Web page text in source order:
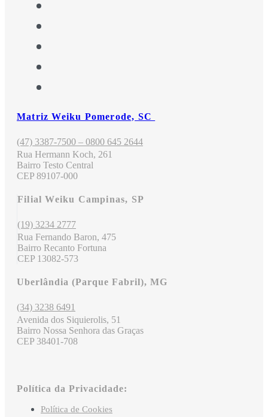
Matriz Weiku Pomerode, SC
(47) 3387-7500 – 0800 645 2644
Rua Hermann Koch, 261
Bairro Testo Central
CEP 89107-000
Filial Weiku Campinas, SP
(19) 3234 2777
Rua Fernando Baron, 475
Bairro Recanto Fortuna
CEP 13082-573
Uberlândia (Parque Fabril), MG
(34) 3238 6491
Avenida dos Siquierolis, 51
Bairro Nossa Senhora das Graças
CEP 38401-708
Política da Privacidade:
Política de Cookies